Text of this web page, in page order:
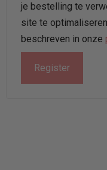
je bestelling te
site te
beschreven in onze
Register